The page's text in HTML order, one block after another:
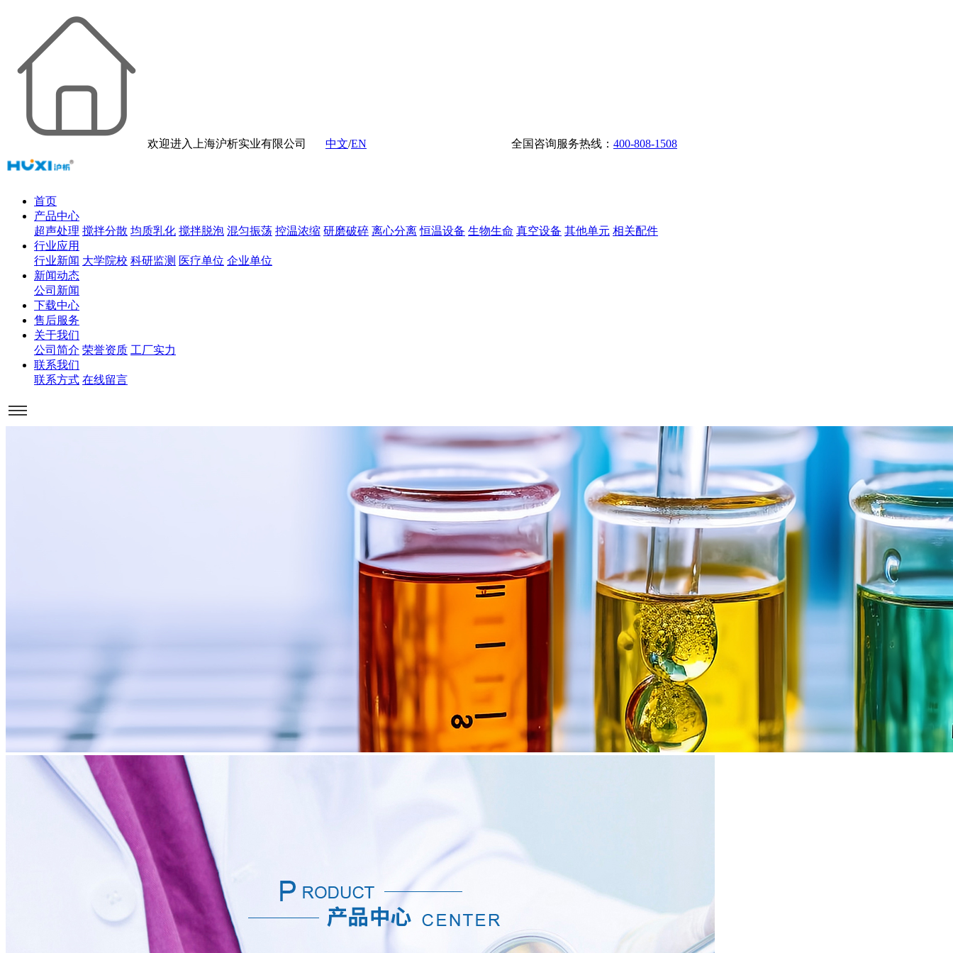
欢迎进入上海沪析实业有限公司 中文/EN 全国咨询服务热线： 400-808-1508
首页
产品中心
超声处理 搅拌分散 均质乳化 搅拌脱泡 混匀振荡 控温浓缩 研磨破碎 离心分离 恒温设备 生物生命 真空设备 其他单元 相关配件
行业应用
行业新闻 大学院校 科研监测 医疗单位 企业单位
新闻动态
公司新闻
下载中心
售后服务
关于我们
公司简介 荣誉资质 工厂实力
联系我们
联系方式 在线留言